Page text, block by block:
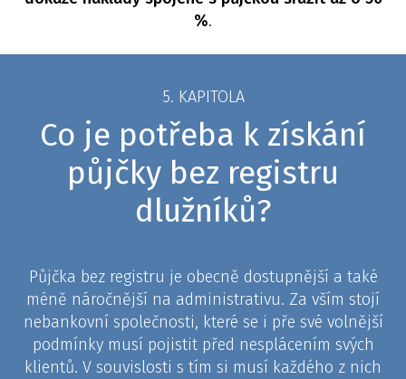
%.
5. KAPITOLA
Co je potřeba k získání
půjčky bez registru
dlužníků?
Půjčka bez registru je obecně dostupnější a také
méně náročnější na administrativu. Za vším stojí
nebankovní společnosti, které se i pře své volnější
podmínky musí pojistit před nesplácením svých
klientů. V souvislosti s tím si musí každého z nich